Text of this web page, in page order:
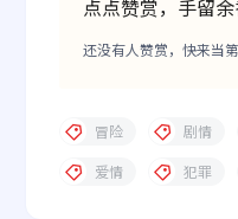
点点赞赏，手留
还没有人赞赏，快来当
冒险 剧情
爱情
犯罪